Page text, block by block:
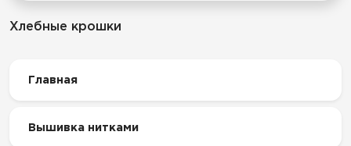
Хлебные крошки
Главная
Вышивка нитками